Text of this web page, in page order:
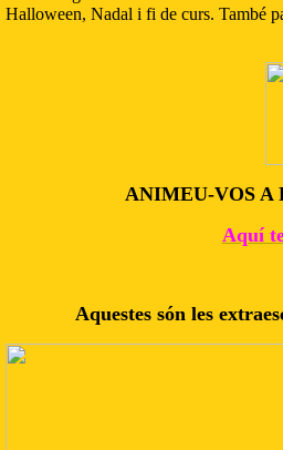
Halloween, Nadal i fi de curs. També
ANIMEU-VOS A
Aquí
Aquestes són les